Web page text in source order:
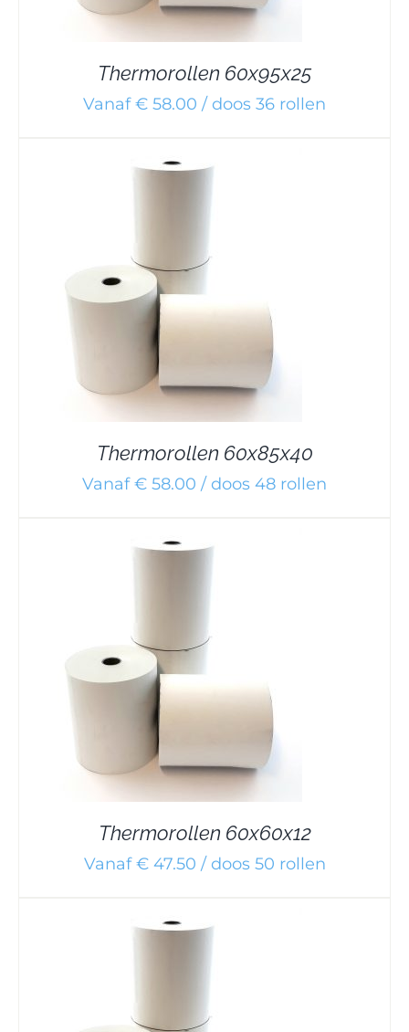
Thermorollen 60x95x25
Vanaf € 58.00 / doos 36 rollen
Thermorollen 60x85x40
Vanaf € 58.00 / doos 48 rollen
Thermorollen 60x60x12
Vanaf € 47.50 / doos 50 rollen